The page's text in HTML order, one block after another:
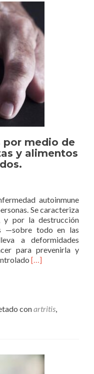
por medio de
y alimentos
autoinmune
Se caracteriza
y por la destrucción
—sobre todo en las
a deformidades
para prevenirla y
Leer
por
en
[…]
conartritis,